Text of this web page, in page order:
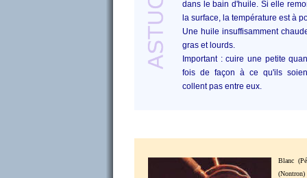
dans le bain d'huile. Si elle
la surface, la température est à
Une huile insuffisamment
gras et lourds.
Important : cuire une petite
fois de façon à ce qu'ils
collent pas entre eux.
Blanc